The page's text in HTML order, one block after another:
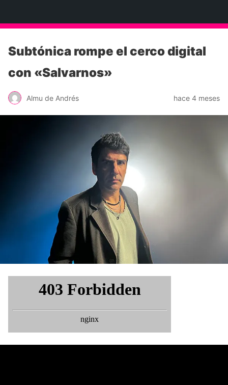
Subtónica rompe el cerco digital
con «Salvarnos»
Almu de Andrés hace 4 meses